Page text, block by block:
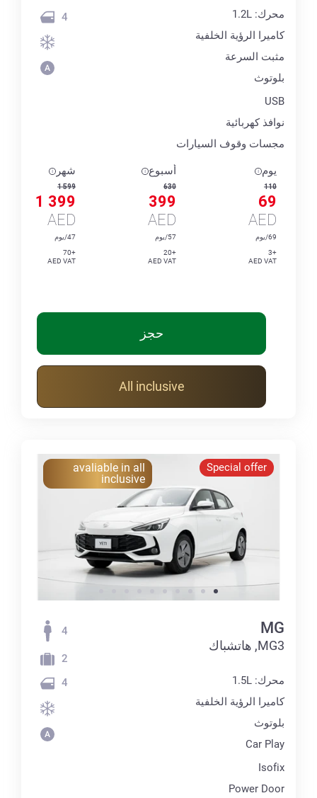
محرك: 1.2L
كاميرا الرؤية الخلفية
مثبت السرعة
بلوتوث
USB
نوافذ كهربائية
مجسات وقوف السيارات
4
يوم
110
69
AED
69/يوم
+3
AED VAT
أسبوع
630
399
AED
57/يوم
+20
AED VAT
شهر
1 599
1 399
AED
47/يوم
+70
AED VAT
حجز
All inclusive
Special offer
avaliable in all
inclusive
MG
MG3, هاتشباك
محرك: 1.5L
كاميرا الرؤية الخلفية
بلوتوث
Car Play
Isofix
Power Door
4
2
4